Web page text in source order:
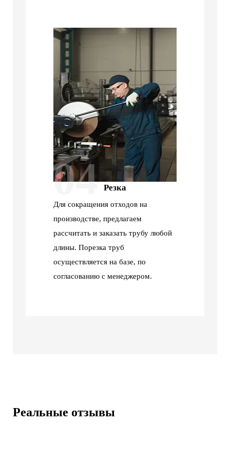
04 Резка
Для сокращения отходов на
производстве, предлагаем
рассчитать и заказать трубу любой
длины. Порезка труб
осуществляется на базе, по
согласованию с менеджером.
Реальные отзывы